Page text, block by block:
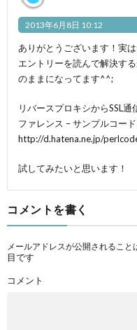
2013年6月8日 10:12
ありがとうございます！実
エントリーを読んで解決す
のままになってます^^;
リバースプロキシからSSL
ファレンス – サンプルコー
http://d.hatena.ne.jp/
試してみたいと思います！
コメントを書く
メールアドレスが公開されること
目です
コメント